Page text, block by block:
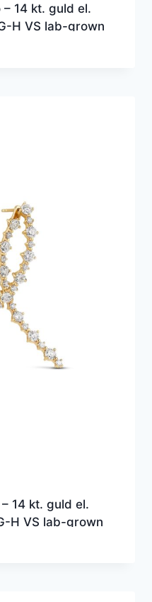
14 kt. guld el.
H VS lab-grown
14 kt. guld el.
H VS lab-grown